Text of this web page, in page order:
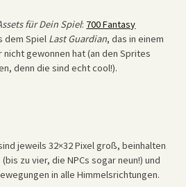
für Dein Spiel: 700 Fantasy
dem Spiel Last Guardian, das in einem
gewonnen hat (an den Sprites
denn die sind echt cool!).
jeweils 32×32 Pixel groß, beinhalten
zu vier, die NPCs sogar neun!) und
in alle Himmelsrichtungen.